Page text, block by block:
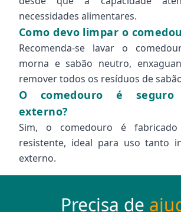
necessidades alimentares.
Como devo limpar o
Recomenda-se lavar o
morna e sabão neutro,
remover todos os resíduos de
O comedouro é
externo?
Sim, o comedouro é
resistente, ideal para uso tanto
externo.
Precisa de